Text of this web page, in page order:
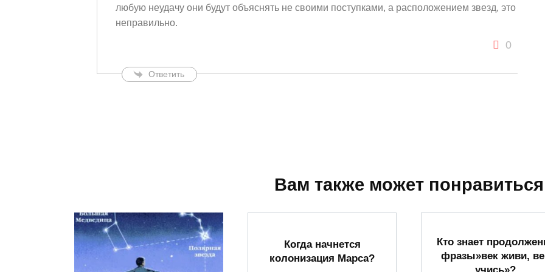
любую неудачу они будут объяснять не своими поступками, а расположением звезд, это
неправильно.
0
Ответить
Вам также может понравиться
Когда начнется
колонизация Марса?
Кто знает
фразы»век живи,
учись»?